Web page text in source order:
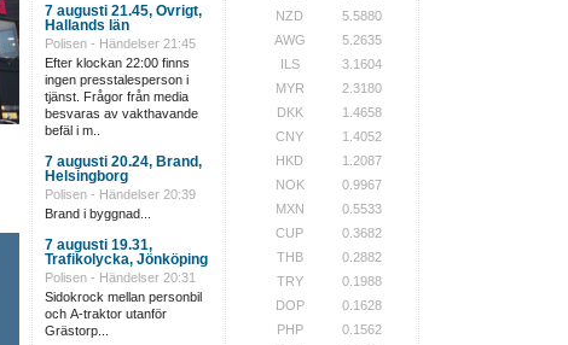
7 augusti 21.45, Övrigt,
Hallands län
Polisen - Händelser 21:45
Efter klockan 22:00 finns
ingen presstalesperson i
tjänst. Frågor från media
besvaras av vakthavande
befäl i m..
7 augusti 20.24, Brand,
Helsingborg
Polisen - Händelser 20:39
Brand i byggnad...
7 augusti 19.31,
Trafikolycka, Jönköping
Polisen - Händelser 20:31
Sidokrock mellan personbil
och A-traktor utanför
Grästorp...
NZD
5.5880
AWG
5.2635
ILS
3.1604
MYR
2.3180
DKK
1.4658
CNY
1.4052
HKD
1.2087
NOK
0.9967
MXN
0.5533
CUP
0.3682
THB
0.2882
TRY
0.1988
DOP
0.1628
PHP
0.1562